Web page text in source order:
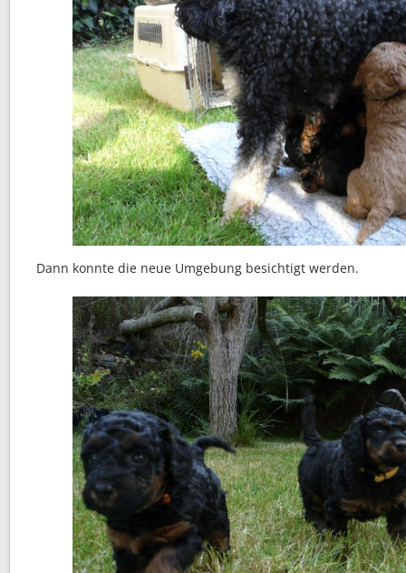
Dann konnte die neue Umgebung besichtigt werden.